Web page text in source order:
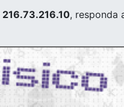
216.73.216.10, responda